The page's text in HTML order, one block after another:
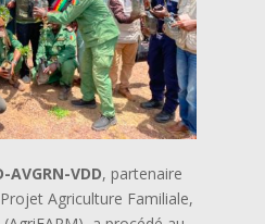
AVGRN-VDD, partenaire
Agriculture Familiale,